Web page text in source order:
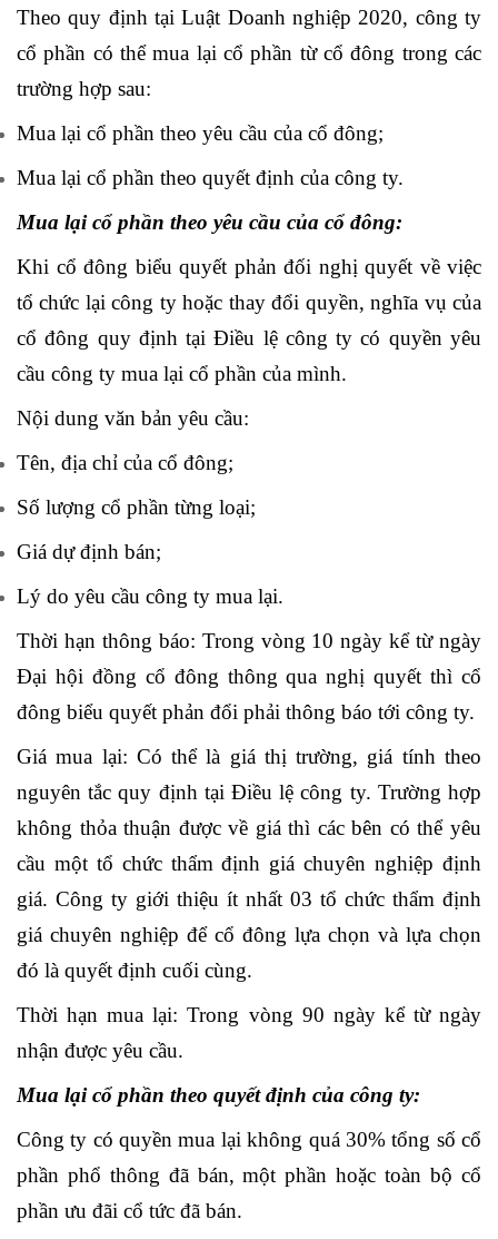
Theo quy định tạiLuật Doanh nghiệp 2020, công ty
cổ phần có thể mua lại cổ phần từ cổ đông trong các
trường hợp sau:
Mua lại cổ phần theo yêu cầu của cổ đông;
Mua lại cổ phần theo quyết định của công ty.
Mua lại cổ phần theo yêu cầu của cổ đông:
Khi cổ đông biểu quyết phản đối nghị quyết về việc
tổ chức lại công ty hoặc thay đổi quyền, nghĩa vụ của
cổ đông quy định tại Điều lệ công ty có quyền yêu
cầu công ty mua lại cổ phần của mình.
Nội dung văn bản yêu cầu:
Tên, địa chỉ của cổ đông;
Số lượng cổ phần từng loại;
Giá dự định bán;
Lý do yêu cầu công ty mua lại.
Thời hạn thông báo: Trong vòng 10 ngày kể từ ngày
Đại hội đồng cổ đông thông qua nghị quyết thì cổ
đông biểu quyết phản đổi phải thông báo tới công ty.
Giá mua lại: Có thể là giá thị trường, giá tính theo
nguyên tắc quy định tại Điều lệ công ty. Trường hợp
không thỏa thuận được về giá thì các bên có thể yêu
cầu một tổ chức thẩm định giá chuyên nghiệp định
giá. Công ty giới thiệu ít nhất 03 tổ chức thẩm định
giá chuyên nghiệp để cổ đông lựa chọn và lựa chọn
đó là quyết định cuối cùng.
Thời hạn mua lại: Trong vòng 90 ngày kể từ ngày
nhận được yêu cầu.
Mua lại cổ phần theo quyết định của công ty:
Công ty có quyền mua lại không quá 30% tổng số cổ
phần phổ thông đã bán, một phần hoặc toàn bộ cổ
phần ưu đãi cổ tức đã bán.